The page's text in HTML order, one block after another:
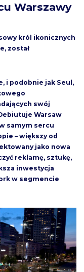
Warszawy
król ikonicznych
został
i podobnie jak Seul,
swój
Warsaw
samym sercu
– większy od
jako nowa
reklamę, sztukę,
inwestycja
w segmencie